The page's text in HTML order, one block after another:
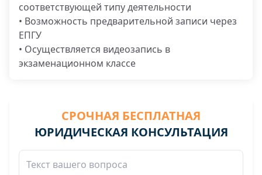
соответствующей типу деятельности
• Возможность предварительной записи через
ЕПГУ
• Осуществляется видеозапись в
экзаменационном классе
СРОЧНАЯ БЕСПЛАТНАЯ
ЮРИДИЧЕСКАЯ КОНСУЛЬТАЦИЯ